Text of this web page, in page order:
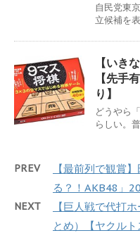
自民党東
立候補を
【いき
【先手
り】
どうやら
らしい。
PREV
【最前列で観賞
る？！AKB48」
NEXT
【巨人戦で代打
とめ）【ヤクルト